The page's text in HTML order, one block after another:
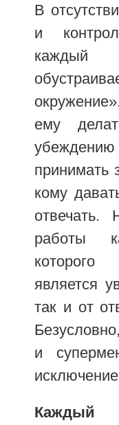
В
и
каждый
ему
убеждению
принимать
кому
отвечать.
работы
является
так и от
и